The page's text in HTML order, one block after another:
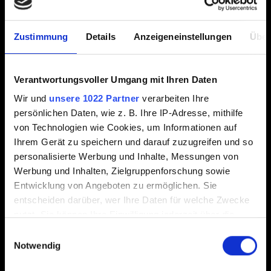
Zustimmung Details Anzeigeneinstellungen
Verantwortungsvoller Umgang mit Ihren Daten
Wir und unsere 1022 Partner verarbeiten Ihre
persönlichen Daten, wie z. B. Ihre IP-Adresse, mithilfe
von Technologien wie Cookies, um Informationen auf
Ihrem Gerät zu speichern und darauf zuzugreifen und so
personalisierte Werbung und Inhalte, Messungen von
Werbung und Inhalten, Zielgruppenforschung sowie
Entwicklung von Angeboten zu ermöglichen. Sie
entscheiden darüber, wer Ihre Daten für welche Zwecke
Trigger Symbol ändern oder widerrufen
Notwendig
Zentraler Fixpunkt
Wenn diese Option aktiviert wird, wird ein eingeblendeter
Haptisches Feedback in der Benutzeroberfläche
Diese Einstellung aktiviert/deaktiviert haptisches
Feedback in der Benutzeroberfläche.
Neue Features in Patch 2.1
Größere Schrift
Benutzeroberfläche. Diese Änderung betrifft vor allem: